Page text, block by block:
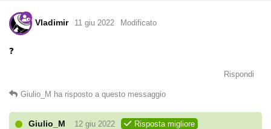
Vladimir 11 giu 2022 Modificato
❓
Rispondi
Giulio_M ha risposto a questo messaggio
Giulio_M 12 giu 2022 Risposta migliore